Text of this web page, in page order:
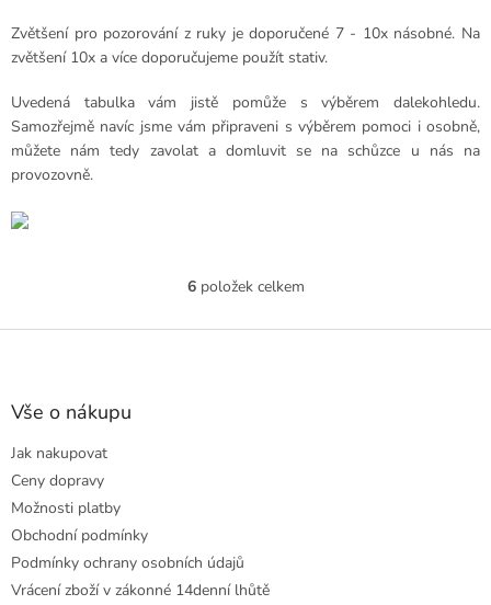
Zvětšení pro pozorování z ruky je doporučené 7 - 10x násobné. Na
zvětšení 10x a více doporučujeme použít stativ.
Uvedená tabulka vám jistě pomůže s výběrem dalekohledu.
Samozřejmě navíc jsme vám připraveni s výběrem pomoci i osobně,
můžete nám tedy zavolat a domluvit se na schůzce u nás na
provozovně.
O
l
ý
6položek celkem
Z
Vše o nákupu
Jak nakupovat
Ceny dopravy
Možnosti platby
Obchodní podmínky
Podmínky ochrany osobních údajů
Vrácení zboží v zákonné 14denní lhůtě